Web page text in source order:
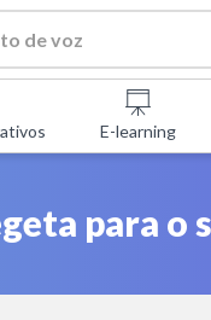
E-learning
para o